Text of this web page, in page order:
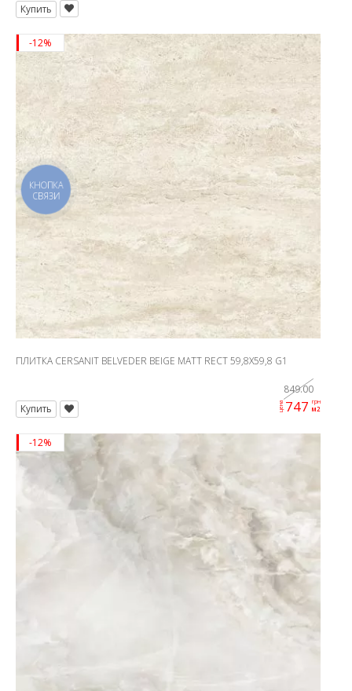
Купить
-12%
ПЛИТКА CERSANIT BELVEDER BEIGE MATT RECT 59,8X59,8 G1
849.00
Купить
цена 747 грн
м2
-12%